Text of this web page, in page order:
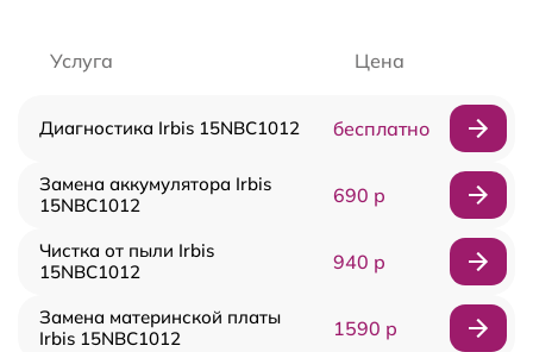
Услуга Цена
Диагностика Irbis 15NBC1012 бесплатно
Замена аккумулятора Irbis
15NBC1012
690 р
Чистка от пыли Irbis
15NBC1012
940 р
Замена материнской платы
Irbis 15NBC1012
1590 р